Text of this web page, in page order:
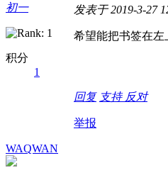
初一
积分
1
发表于 2019-3-27
希望能把书签在
回复 支持 反对
举报
WAQWAN